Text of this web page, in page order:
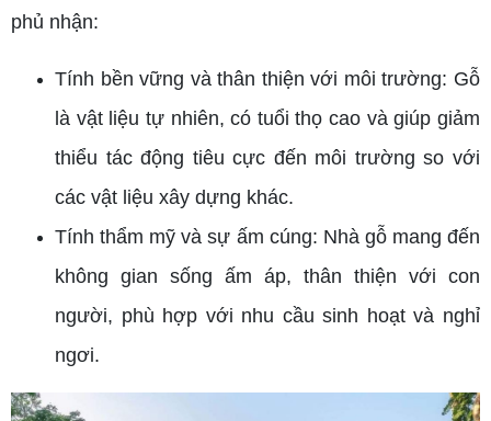
phủ nhận:
Tính bền vững và thân thiện với môi trường: Gỗ
là vật liệu tự nhiên, có tuổi thọ cao và giúp giảm
thiểu tác động tiêu cực đến môi trường so với
các vật liệu xây dựng khác.
Tính thẩm mỹ và sự ấm cúng: Nhà gỗ mang đến
không gian sống ấm áp, thân thiện với con
người, phù hợp với nhu cầu sinh hoạt và nghỉ
ngơi.